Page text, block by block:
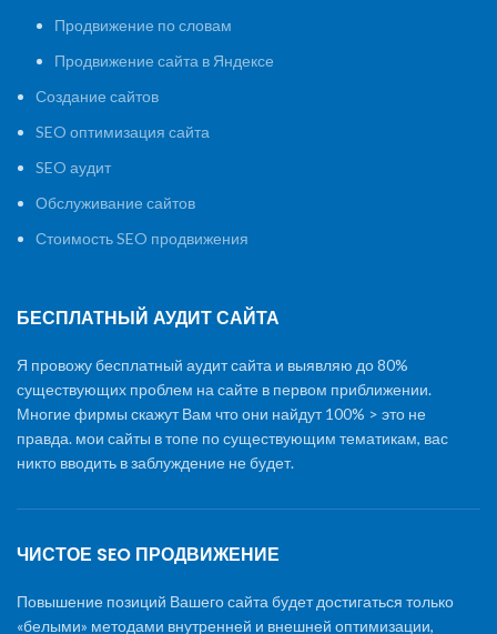
Продвижение по словам
Продвижение сайта в Яндексе
Создание сайтов
SEO оптимизация сайта
SEO аудит
Обслуживание сайтов
Стоимость SEO продвижения
БЕСПЛАТНЫЙ АУДИТ САЙТА
Я провожу бесплатный аудит сайта и выявляю до 80%
существующих проблем на сайте в первом приближении.
Многие фирмы скажут Вам что они найдут 100% > это не
правда. мои сайты в топе по существующим тематикам, вас
никто вводить в заблуждение не будет.
ЧИСТОЕ SEO ПРОДВИЖЕНИЕ
Повышение позиций Вашего сайта будет достигаться только
«белыми» методами внутренней и внешней оптимизации,